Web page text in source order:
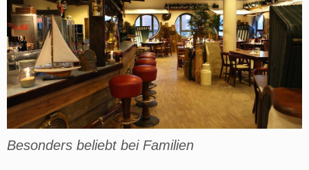
Besonders beliebt bei Familien